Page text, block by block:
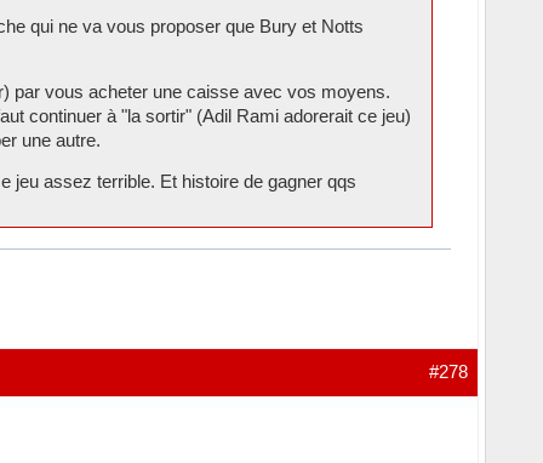
qui ne va vous proposer que Bury et Notts
par vous acheter une caisse avec vos moyens.
continuer à "la sortir" (Adil Rami adorerait ce jeu)
une autre.
jeu assez terrible. Et histoire de gagner qqs
#278